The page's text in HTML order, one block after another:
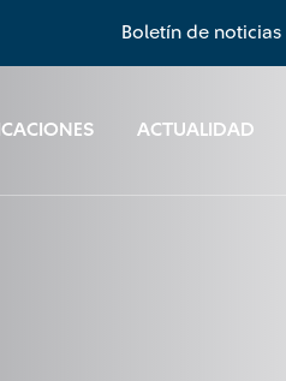
Boletín de noticias
ACTUALIDAD